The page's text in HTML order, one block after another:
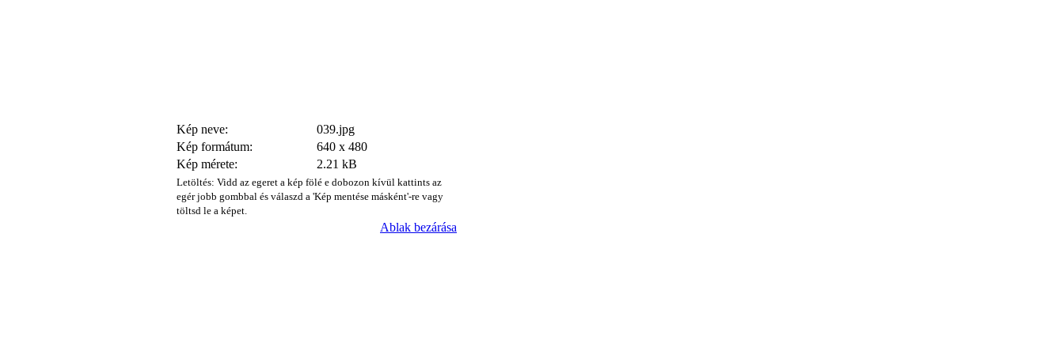
Kép neve:
039.jpg
Kép formátum:
640 x 480
Kép mérete:
2.21 kB
Letöltés: Vidd az egeret a kép fölé e dobozon kívül kattints az
egér jobb gombbal és válaszd a 'Kép mentése másként'-re vagy
töltsd le a képet.
Ablak bezárása